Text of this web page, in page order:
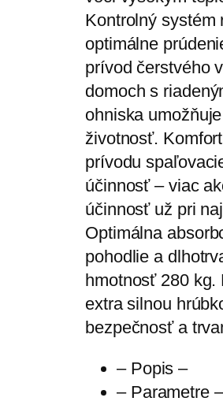
Kontrolný systém
optimálne
prívod čerstvého
domoch s
ohniska
životnosť.
prívodu
účinnosť – viac
účinnosť už pri
Optimálna
pohodlie a
hmotnosť 280
extra silnou
bezpečnosť a
– Popis –
– Parametre –